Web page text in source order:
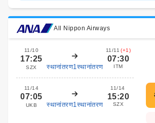
All Nippon Airways
11/10
17:25
SZX स्थानांतरण1स्थानांतरण
11/11 (+1)
07:30
ITM
11/14
07:05
UKB स्थानांतरण1स्थानांतरण
11/14
15:20
SZX